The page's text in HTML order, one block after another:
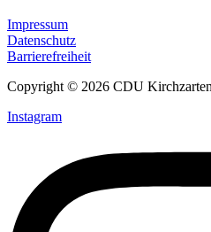
Impressum
Datenschutz
Barrierefreiheit
Copyright © 2026 CDU Kirchzarten
Instagram